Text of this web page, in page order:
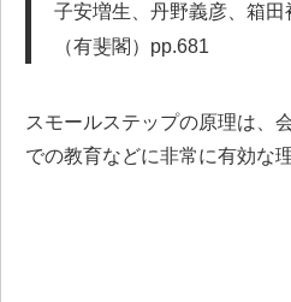
子安増生、丹野義彦、箱田
（有斐閣）pp.681
スモールステップの原理は、
での教育などに非常に有効な